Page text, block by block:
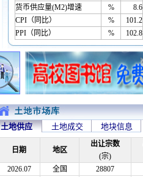
货币供应量(M2)增速
% 8.6
CPI（同比）
% 101.2
PPI（同比）
% 102.8
土地供应 土地成交 地块信息
日期 地区
出让宗数
(宗)
2026.07
全国 28807